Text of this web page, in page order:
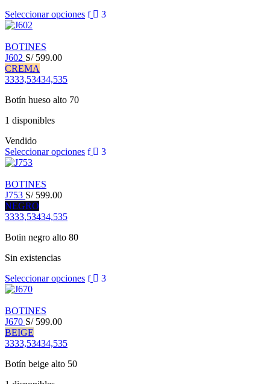
Seleccionar opciones
BOTINES
J602 S/599.00
CREMA
3333,53434,535
Botín hueso alto 70
1 disponibles
Vendido
Seleccionar opciones
BOTINES
J753 S/599.00
NEGRO
3333,53434,535
Botin negro alto 80
Sin existencias
Seleccionar opciones
BOTINES
J670 S/599.00
BEIGE
3333,53434,535
Botín beige alto 50